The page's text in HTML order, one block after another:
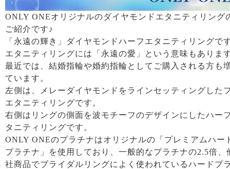
ONLY ONEオリジナルのダイヤモンドエタニティリング
ご紹介です♪
「永遠の輝き」ダイヤモンドハーフエタニティリングで
エタニティリングには「永遠の愛」という意味もありま
最近では、結婚指輪や婚約指輪としてご購入される方も
ています。
左側は、メレーダイヤモンドをラインセッティングした
エタニティリングです。
右側はリングの側面を波モチーフのデザインにしたハー
タニティリングです。
ONLY ONEのプラチナはオリジナルの「プレミアムハー
プラチナ」を使用しており、一般的なプラチナの2.5倍、
社商品でブライダルリングによく使われているハードプ